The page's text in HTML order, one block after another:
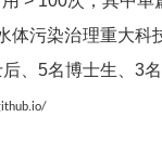
体污染治理重大
、5名博士生、3名